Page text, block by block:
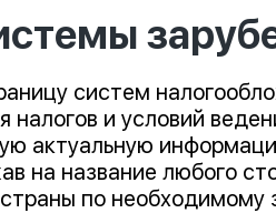
систем
и условий
актуальную
на название любого
по необходимому